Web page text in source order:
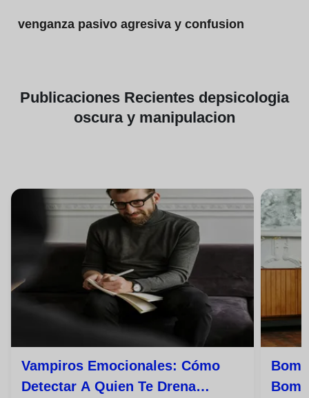
venganza pasivo agresiva y confusion
Publicaciones Recientes depsicologia
oscura y manipulacion
Vampiros Emocionales: Cómo
Detectar A Quien Te Drena